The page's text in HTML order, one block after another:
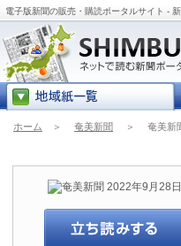
電子版新聞の販売・購読ポータルサイト -
ホーム ＞ 奄美新聞 ＞ 奄美新